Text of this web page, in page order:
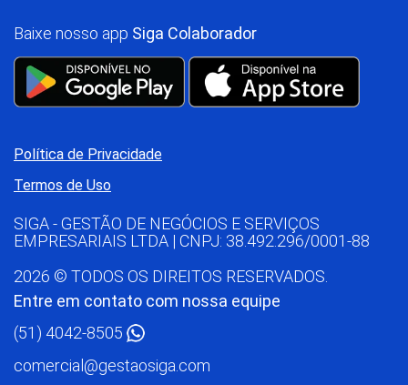
Baixe nosso app Siga Colaborador
Política de Privacidade
Termos de Uso
SIGA - GESTÃO DE NEGÓCIOS E SERVIÇOS
EMPRESARIAIS LTDA | CNPJ: 38.492.296/0001-88
2026 © TODOS OS DIREITOS RESERVADOS.
Entre em contato com nossa equipe
(51) 4042-8505
comercial@gestaosiga.com